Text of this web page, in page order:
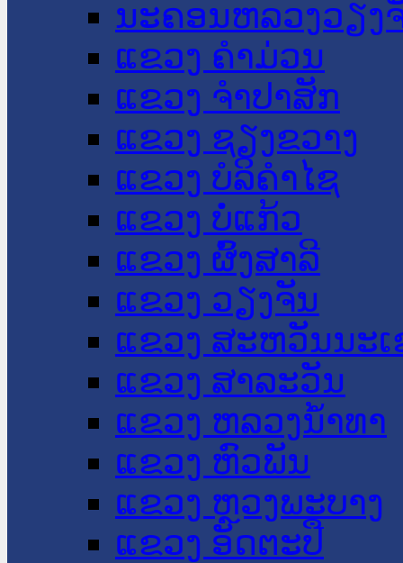
ນະ​ຄອນ​ຫລວງວຽງ
ແຂວງ ຄໍາມ່ວນ
ແຂວງ ຈໍາປາສັກ
ແຂວງ ຊຽງຂວາງ
ແຂວງ ບໍລິຄໍາໄຊ
ແຂວງ ບໍ່ແກ້ວ
ແຂວງ ຜົ້ງສາລີ
ແຂວງ ວຽງຈັນ
ແຂວງ ສະຫວັນນະ
ແຂວງ ສາລະວັນ
ແຂວງ ຫລວງນໍ້າທາ
ແຂວງ ຫົວພັນ
ແຂວງ ຫຼວງພະບາງ
ແຂວງ ອັດຕະປື